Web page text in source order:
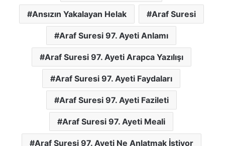
Ansızın Yakalayan Helak Araf Suresi
Araf Suresi 97. Ayeti Anlamı
Araf Suresi 97. Ayeti Arapca Yazılışı
Araf Suresi 97. Ayeti Faydaları
Araf Suresi 97. Ayeti Fazileti
Araf Suresi 97. Ayeti Meali
Araf Suresi 97. Ayeti Ne Anlatmak İstiyor